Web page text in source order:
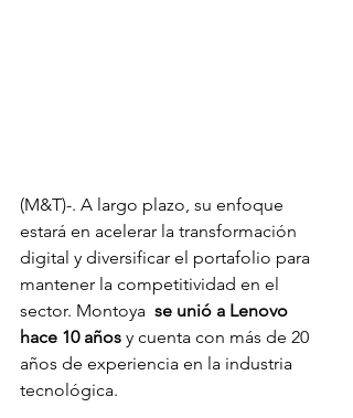
(M&T)-. A largo plazo, su enfoque
estará en acelerar la transformación
digital y diversificar el portafolio para
mantener la competitividad en el
sector. Montoya se unió a Lenovo
hace 10 años y cuenta con más de 20
años de experiencia en la industria
tecnológica.